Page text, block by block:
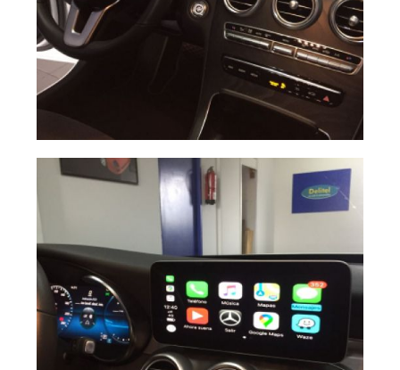
Instalación
Carplay Mercedes
Ampliar